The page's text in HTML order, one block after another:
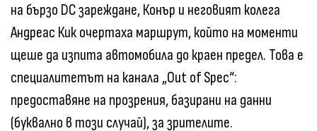
на бързо DC зареждане, Конър и неговият колега
Андреас Кик очертаха маршрут, който на моменти
щеше да изпита автомобила до краен предел. Това е
специалитетът на канала „Out of Spec“:
предоставяне на прозрения, базирани на данни
(буквално в този случай), за зрителите.